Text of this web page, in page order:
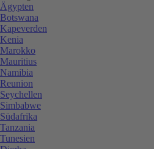
Ägypten
Botswana
Kapeverden
Kenia
Marokko
Mauritius
Namibia
Reunion
Seychellen
Simbabwe
Südafrika
Tanzania
Tunesien